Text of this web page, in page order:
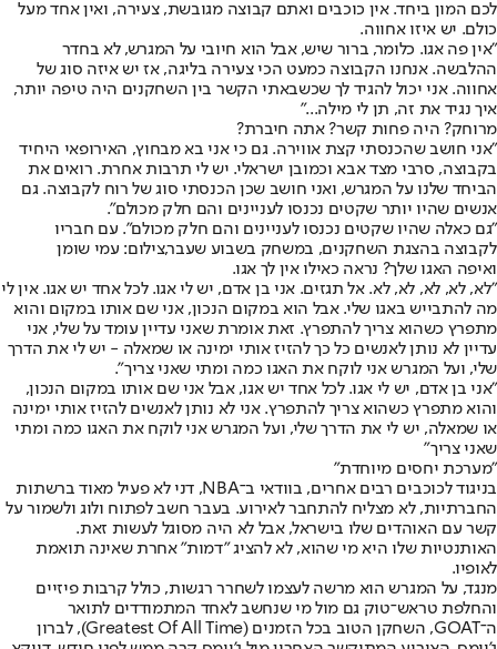
לכם המון ביחד. אין כוכבים ואתם קבוצה מגובשת, צעירה, ואין אחד מעל
כולם. יש איזו אחווה.
"אין פה אגו. כלומר, ברור שיש, אבל הוא חיובי על המגרש, לא בחדר
ההלבשה. אנחנו הקבוצה כמעט הכי צעירה בליגה, אז יש איזה סוג של
אחווה. אני יכול להגיד לך שכשבאתי הקשר בין השחקנים היה טיפה יותר,
איך נגיד את זה, תן לי מילה..."
מרוחק? היה פחות קשר? אתה חיברת?
"אני חושב שהכנסתי קצת אווירה. גם כי אני בא מבחוץ, האירופאי היחיד
בקבוצה, סרבי מצד אבא וכמובן ישראלי. יש לי תרבות אחרת. רואים את
הביחד שלנו על המגרש, ואני חושב שכן הכנסתי סוג של רוח לקבוצה. גם
אנשים שהיו יותר שקטים נכנסו לעניינים והם חלק מכולם".
"גם כאלה שהיו שקטים נכנסו לעניינים והם חלק מכולם". עם חבריו
לקבוצה בהצגת השחקנים, במשחק בשבוע שעבר,צילום: עמי שומן
ואיפה האגו שלך? נראה כאילו אין לך אגו.
"לא, לא, לא, לא, לא. אל תגזים. אני בן אדם, יש לי אגו. לכל אחד יש אגו. אין לי
מה להתבייש באגו שלי. אבל הוא במקום הנכון, אני שם אותו במקום והוא
מתפרץ כשהוא צריך להתפרץ. זאת אומרת שאני עדיין עומד על שלי, אני
עדיין לא נותן לאנשים כל כך להזיז אותי ימינה או שמאלה - יש לי את הדרך
שלי, ועל המגרש אני לוקח את האגו כמה ומתי שאני צריך".
"אני בן אדם, יש לי אגו. לכל אחד יש אגו, אבל אני שם אותו במקום הנכון,
והוא מתפרץ כשהוא צריך להתפרץ. אני לא נותן לאנשים להזיז אותי ימינה
או שמאלה, יש לי את הדרך שלי, ועל המגרש אני לוקח את האגו כמה ומתי
שאני צריך"
"מערכת יחסים מיוחדת"
בניגוד לכוכבים רבים אחרים, בוודאי ב־NBA, דני לא פעיל מאוד ברשתות
החברתיות, לא מצליח להתחבר לאירוע. בעבר חשב לפתוח ולוג ולשמור על
קשר עם האוהדים שלו בישראל, אבל לא היה מסוגל לעשות זאת.
האותנטיות שלו היא מי שהוא, לא להציג "דמות" אחרת שאינה תואמת
לאופיו.
מנגד, על המגרש הוא מרשה לעצמו לשחרר רגשות, כולל קרבות פיזיים
והחלפת טראש־טוק גם מול מי שנחשב לאחד המתמודדים לתואר
ה־GOAT, השחקן הטוב בכל הזמנים (Greatest Of All Time), לברון